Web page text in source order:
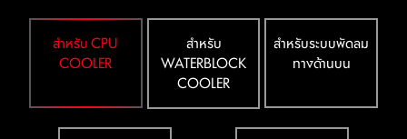
สำหรับ CPU
COOLER
สำหรับ
WATERBLOCK
COOLER
สำหรับระบบพัดลม
ทางด้านบน